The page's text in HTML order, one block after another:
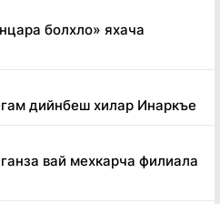
болхло» яхача
дийнбеш хилар Инаркъе
вай мехкарча филиала